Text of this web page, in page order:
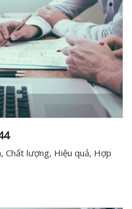
Chất lượng, Hiệu quả, Hợp